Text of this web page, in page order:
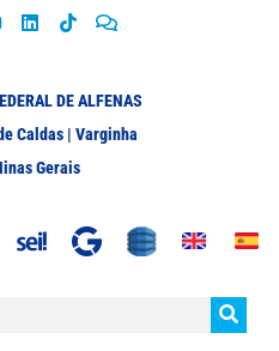
DE ALFENAS
Caldas | Varginha
Gerais